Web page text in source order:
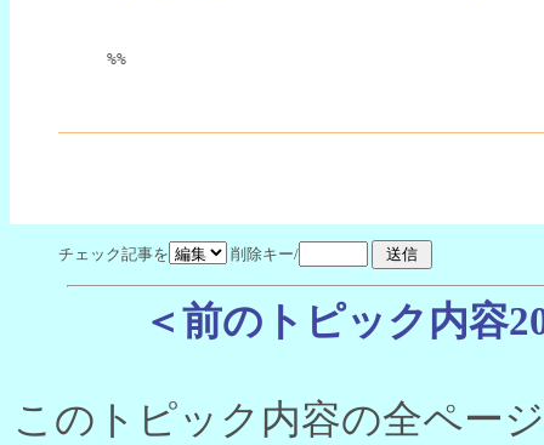
%%
チェック記事を 削除キー/
＜前のトピック内容
このトピック内容の全ペー